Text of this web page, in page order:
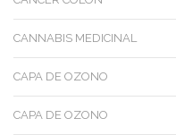
CANNABIS MEDICINAL
CAPA DE OZONO
CAPA DE OZONO